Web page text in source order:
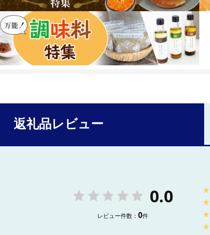
返礼品レビュー
0.0
レビュー件数： 0件
★
★
★
★